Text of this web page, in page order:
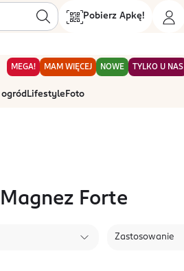
Pobierz Apkę!
MEGA! MAM WIĘCEJ NOWE TYLKO U NAS
Lifestyle Foto
Forte
Zastosowanie